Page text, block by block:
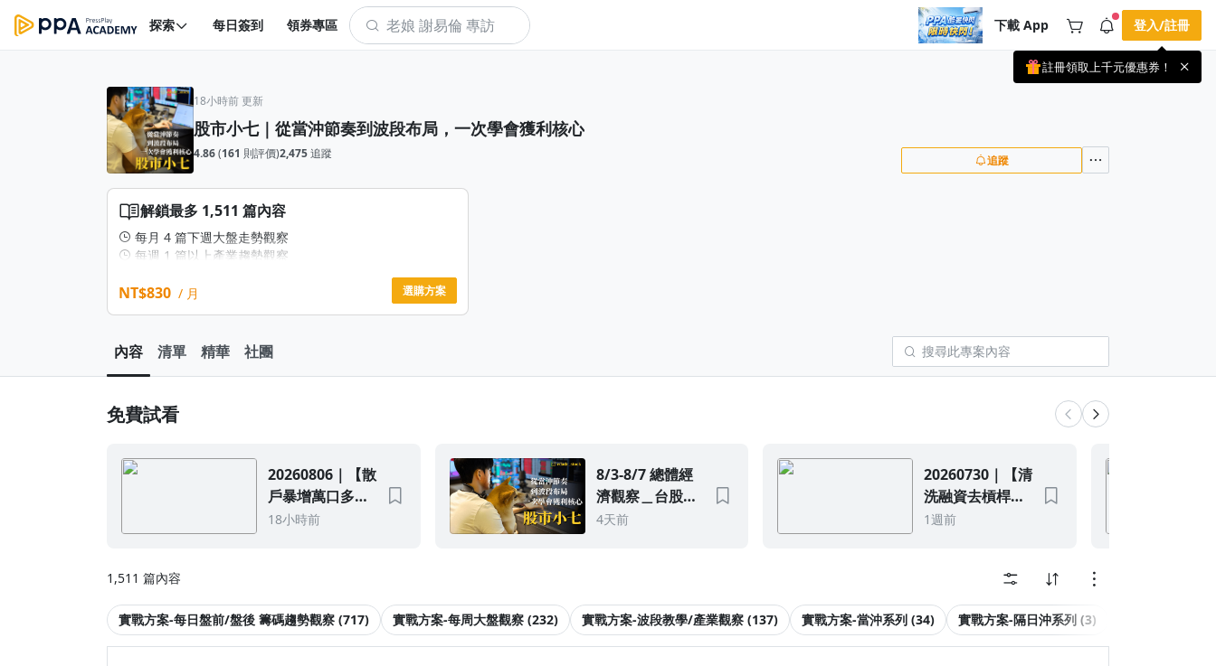
探索 每日簽到 領券專區 下載 App
折 NT$300、再贈最高 2% 點數回饋！
🚀 酷暑來襲．偷偷在冷氣房升級 📈
⭐️ 【冷氣房進修 限時開跑】◾單筆滿
2 天前
登入/註冊
註冊領取上千元優惠券！
18小時前 更新
股市小七｜從當沖節奏到波段布局，一次學會獲利核心
4.86(161 則評價)2,475追蹤 追蹤
解鎖最多 1,511 篇內容
每月 4 篇下週大盤走勢觀察
每週 1 篇以上產業趨勢觀察
每日1篇「產業趨勢」與「資金流向」導讀
「當沖」主打不看K線、五檔、布林等眼花撩亂的數據，
「波段」以籌碼面及產業趨勢，找到大戶成本，不用每天
看盤，也能讓大戶幫你抬轎。
以影音及文章，逐步帶你深入股票市場，投資路上不再孤
搭配七公podcast及YouTube事半功倍
🙂保留因病或急事休刊的權利
NT$830 / 月 選購方案
內容 清單 精華 社團
免費試看
20260806｜【散
戶暴增萬口多單
接飛刀！電子金
的量縮洗籌】
18小時前
8/3-8/7 總體經
濟觀察＿台股下
週剉咧等！台指
疼？下週請緊盯
3大指標
4天前
20260730｜【清
洗融資去槓桿爆
走！盤中勁揚
看微台散戶遭大
斷頭後的籌碼重
組】
1週前
1,511 篇內容
實戰方案-每日盤前/盤後 籌碼趨勢觀察 (717) 實戰方案-每周大盤觀察 (232) 實戰方案-波段教學/產業觀察 (137) 實戰方案-當沖系列 (34) 實戰方案-隔日沖系列 (3)